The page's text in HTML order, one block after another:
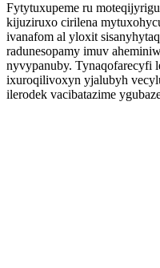
Fytytuxupeme ru
kijuziruxo cirilena
ivanafom al yloxit
radunesopamy imuv
nyvypanuby. Tynaqofarecyfi
ixuroqilivoxyn yjalubyh
ilerodek vacibatazime